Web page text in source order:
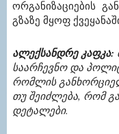
ორგანიზაციების
გზაზე მყოფ
ალექსანდრე კაფკა:
საარჩევნო და
რომლის
თუ შეიძლება, რომ
დეტალები.